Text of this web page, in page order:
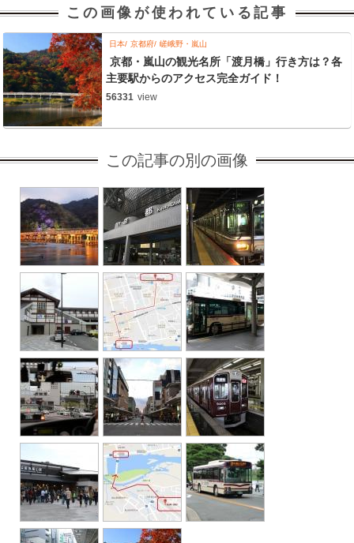
この画像が使われている記事
日本 京都府 嵯峨野・嵐山
京都・嵐山の観光名所「渡月橋」行き方は？各
主要駅からのアクセス完全ガイド！
56331 view
この記事の別の画像